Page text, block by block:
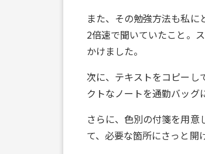
また、その勉強方法も私
2倍速で聞いていたこと。
かけました。
次に、テキストをコピーし
クトなノートを通勤バッグ
さらに、色別の付箋を用意
て、必要な箇所にさっと開